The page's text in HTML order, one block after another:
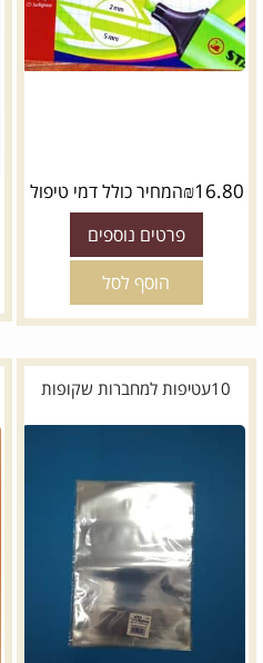
₪16.80 המחיר כולל דמי טיפול
פרטים נוספים
הוסף לסל
10עטיפות למחברות שקופות